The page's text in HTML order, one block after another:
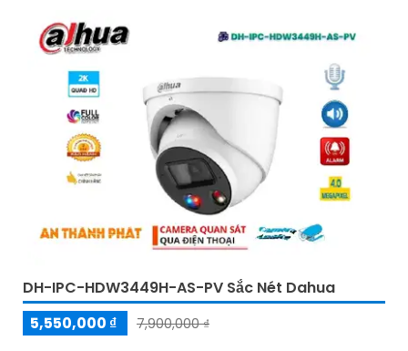
DH-IPC-HDW3449H-AS-PV Sắc Nét Dahua
5,550,000 ₫
7,900,000 ₫